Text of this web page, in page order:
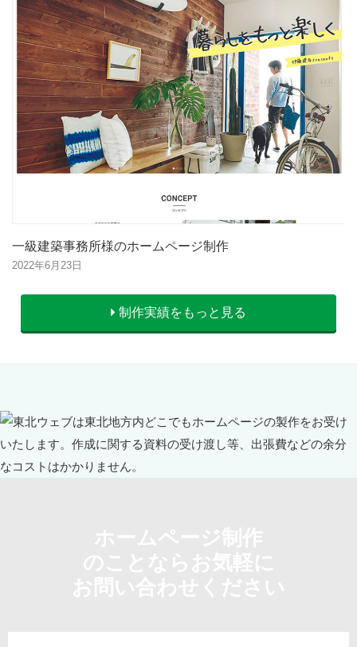
一級建築事務所様のホームページ制作
2022年6月23日
制作実績をもっと見る